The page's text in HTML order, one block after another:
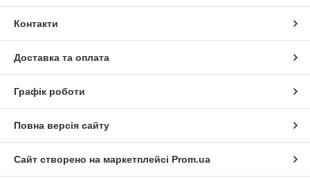
Контакти
Доставка та оплата
Графік роботи
Повна версія сайту
Сайт створено на маркетплейсі Prom.ua